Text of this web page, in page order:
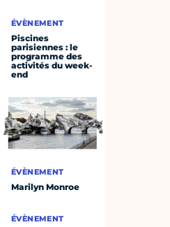
ÉVÈNEMENT
Piscines
parisiennes : le
programme des
activités du week-
end
ÉVÈNEMENT
Marilyn Monroe
ÉVÈNEMENT